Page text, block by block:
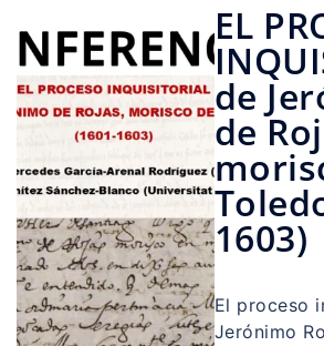
EL
de
de
1603)
El proceso
Jerónimo